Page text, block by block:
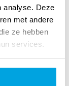
analyse. Deze
met andere
ze hebben
services.